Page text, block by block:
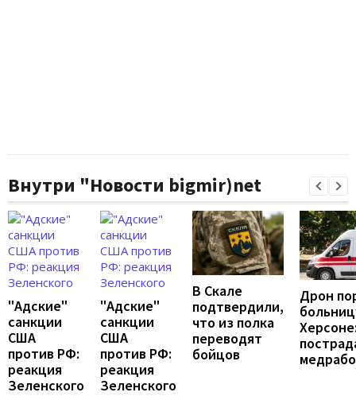
Внутри "Новости bigmir)net
"Адские"
санкции
США
против РФ:
реакция
Зеленского
"Адские"
санкции
США
против РФ:
реакция
Зеленского
В Скале
подтвердили,
что из полка
переводят
бойцов
Дрон